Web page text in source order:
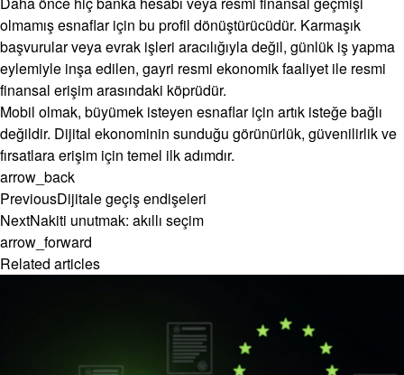
olmamış esnaflar için bu profil dönüştürücüdür. Karmaşık
başvurular veya evrak işleri aracılığıyla değil, günlük iş yapma
eylemiyle inşa edilen, gayri resmi ekonomik faaliyet ile resmi
finansal erişim arasındaki köprüdür.
Mobil olmak, büyümek isteyen esnaflar için artık isteğe bağlı
değildir. Dijital ekonominin sunduğu görünürlük, güvenilirlik ve
fırsatlara erişim için temel ilk adımdır.
arrow_back
PreviousDijitale geçiş endişeleri
NextNakiti unutmak: akıllı seçim
arrow_forward
Related articles